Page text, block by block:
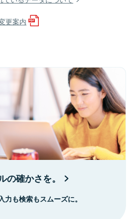
更案内
の確かさを。
も検索もスムーズに。